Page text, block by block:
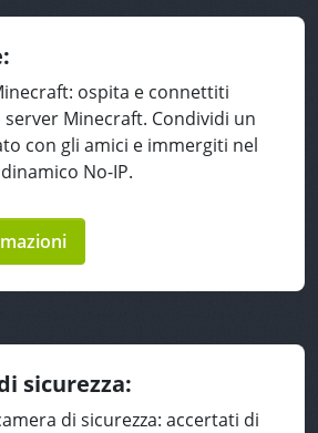
ospita e connettiti
Minecraft. Condividi un
con gli amici e immergiti nel
No-IP.
sicurezza:
di sicurezza: accertati di